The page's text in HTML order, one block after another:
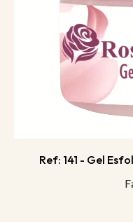
Ref: 141 - Gel